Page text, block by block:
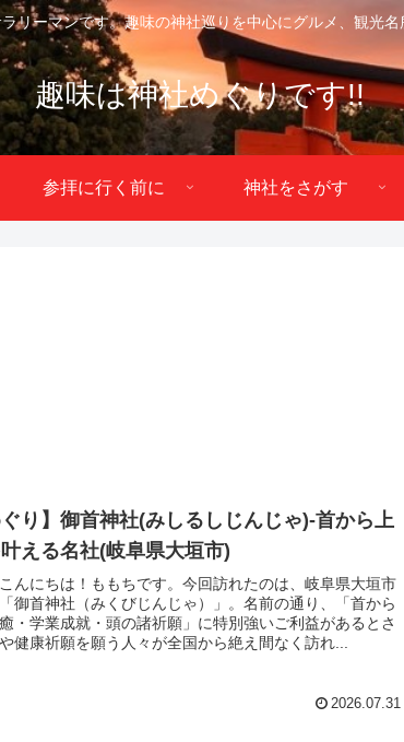
リーマンです。趣味の神社巡りを中心にグルメ、観光名
趣味は神社めぐりです!!
参拝に行く前に 神社をさがす
ぐり】御首神社(みしるしじんじゃ)-首から上
える名社(岐阜県大垣市)
んにちは！ももちです。今回訪れたのは、岐阜県大垣市
御首神社（みくびじんじゃ）」。名前の通り、「首から
・学業成就・頭の諸祈願」に特別強いご利益があるとさ
健康祈願を願う人々が全国から絶え間なく訪れ...
2026.07.31